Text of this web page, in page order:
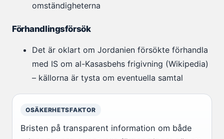
omständigheterna
Förhandlingsförsök
Det är oklart om Jordanien försökte förhandla
med IS om al-Kasasbehs frigivning (Wikipedia)
– källorna är tysta om eventuella samtal
OSÄKERHETSFAKTOR
Bristen på transparent information om både